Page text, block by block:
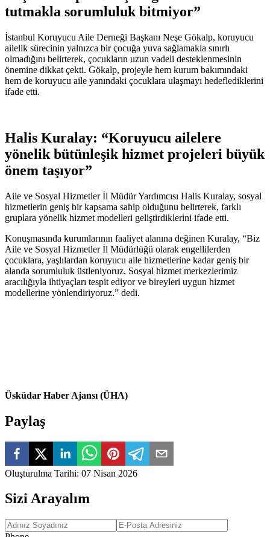
tutmakla sorumluluk bitmiyor”
İstanbul Koruyucu Aile Derneği Başkanı Neşe Gökalp, koruyucu
ailelik sürecinin yalnızca bir çocuğa yuva sağlamakla sınırlı
olmadığını belirterek, çocukların uzun vadeli desteklenmesinin
önemine dikkat çekti. Gökalp, projeyle hem kurum bakımındaki
hem de koruyucu aile yanındaki çocuklara ulaşmayı hedeflediklerini
ifade etti.
Halis Kuralay: “Koruyucu ailelere
yönelik bütünleşik hizmet projeleri büyük
önem taşıyor”
Aile ve Sosyal Hizmetler İl Müdür Yardımcısı Halis Kuralay, sosyal
hizmetlerin geniş bir kapsama sahip olduğunu belirterek, farklı
gruplara yönelik hizmet modelleri geliştirdiklerini ifade etti.
Konuşmasında kurumlarının faaliyet alanına değinen Kuralay, “Biz
Aile ve Sosyal Hizmetler İl Müdürlüğü olarak engellilerden
çocuklara, yaşlılardan koruyucu aile hizmetlerine kadar geniş bir
alanda sorumluluk üstleniyoruz. Sosyal hizmet merkezlerimiz
aracılığıyla ihtiyaçları tespit ediyor ve bireyleri uygun hizmet
modellerine yönlendiriyoruz.” dedi.
Üsküdar Haber Ajansı (ÜHA)
Paylaş
Oluşturulma Tarihi: 07 Nisan 2026
Sizi Arayalım